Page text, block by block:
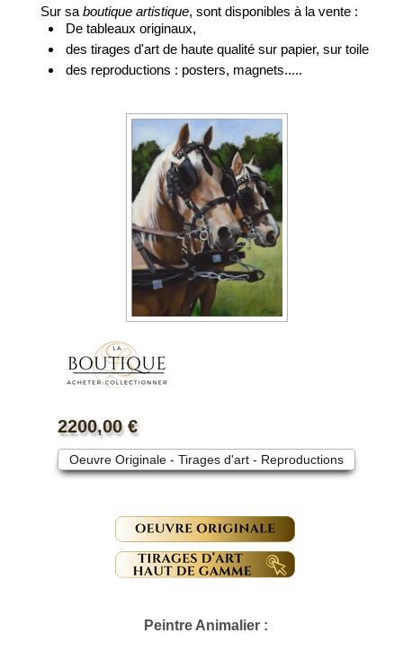
Sur sa boutique artistique, sont disponibles à la vente :
De tableaux originaux,
des tirages d'art de haute qualité sur papier, sur toile
des reproductions : posters, magnets.....
2200,00 €
Oeuvre Originale - Tirages d'art - Reproductions
Peintre Animalier :